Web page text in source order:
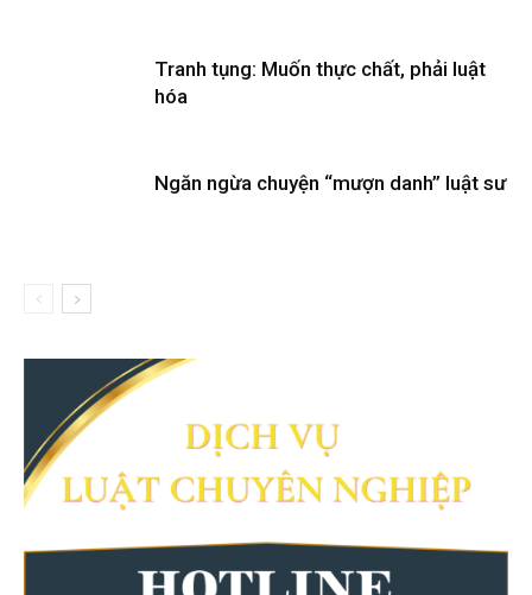
Tranh tụng: Muốn thực chất, phải luật
hóa
Ngăn ngừa chuyện “mượn danh” luật sư